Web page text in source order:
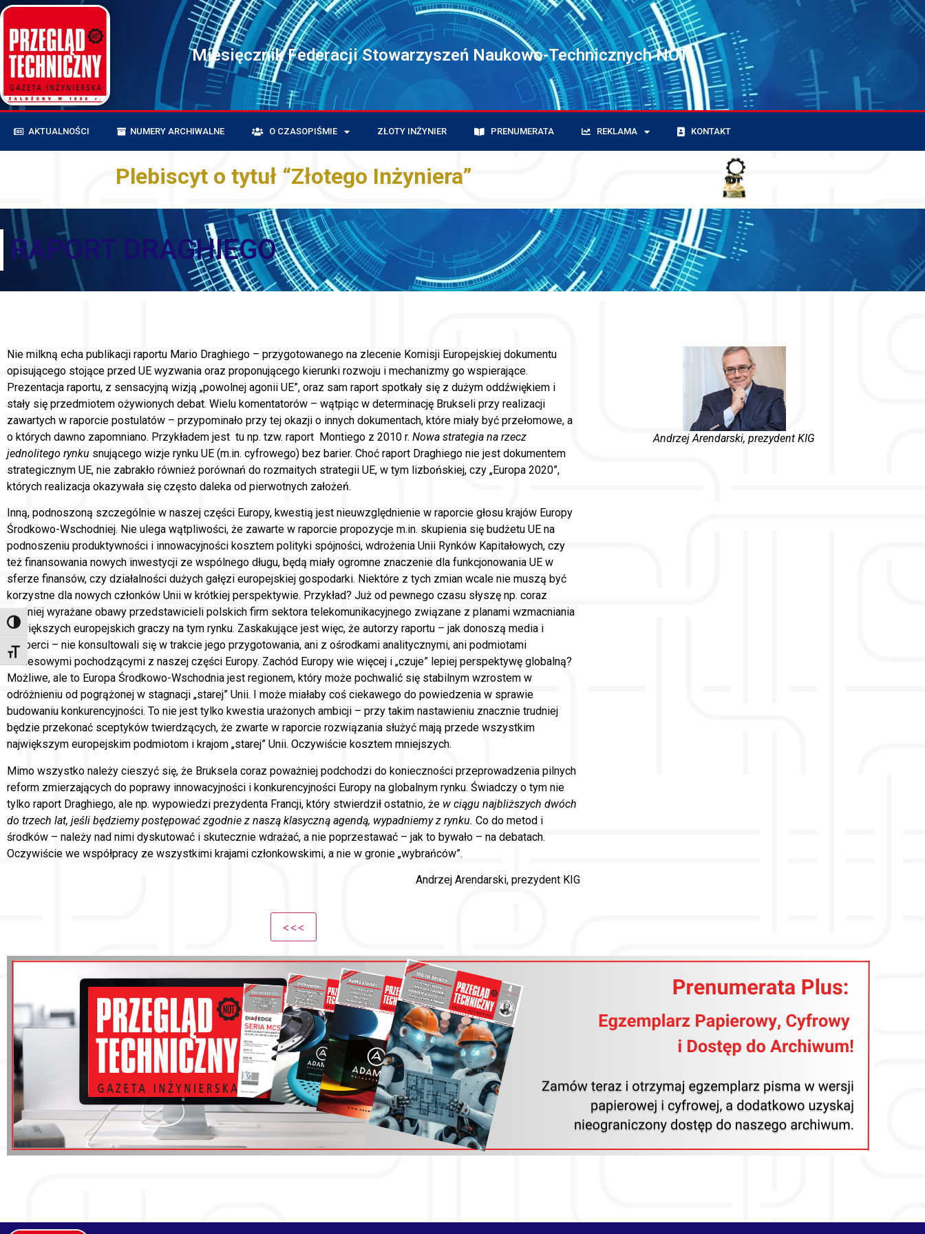
Toggle High Contrast
Toggle Font size
Miesięcznik Federacji Stowarzyszeń Naukowo-Technicznych NOT
AKTUALNOŚCI NUMERY ARCHIWALNE O CZASOPIŚMIE ZŁOTY INŻYNIER PRENUMERATA REKLAMA KONTAKT
Plebiscyt o tytuł “Złotego Inżyniera”
RAPORT DRAGHIEGO
Nie milkną echa publikacji raportu Mario Draghiego – przygotowanego na zlecenie Komisji Europejskiej dokumentu
opisującego stojące przed UE wyzwania oraz proponującego kierunki rozwoju i mechanizmy go wspierające.
Prezentacja raportu, z sensacyjną wizją „powolnej agonii UE”, oraz sam raport spotkały się z dużym oddźwiękiem i
stały się przedmiotem ożywionych debat. Wielu komentatorów – wątpiąc w determinację Brukseli przy realizacji
zawartych w raporcie postulatów – przypominało przy tej okazji o innych dokumentach, które miały być przełomowe, a
o których dawno zapomniano. Przykładem jest tu np. tzw. raport Montiego z 2010 r. Nowa strategia na rzecz
jednolitego rynku snującego wizje rynku UE (m.in. cyfrowego) bez barier. Choć raport Draghiego nie jest dokumentem
strategicznym UE, nie zabrakło również porównań do rozmaitych strategii UE, w tym lizbońskiej, czy „Europa 2020”,
których realizacja okazywała się często daleka od pierwotnych założeń.
Inną, podnoszoną szczególnie w naszej części Europy, kwestią jest nieuwzględnienie w raporcie głosu krajów Europy
Środkowo-Wschodniej. Nie ulega wątpliwości, że zawarte w raporcie propozycje m.in. skupienia się budżetu UE na
podnoszeniu produktywności i innowacyjności kosztem polityki spójności, wdrożenia Unii Rynków Kapitałowych, czy
też finansowania nowych inwestycji ze wspólnego długu, będą miały ogromne znaczenie dla funkcjonowania UE w
sferze finansów, czy działalności dużych gałęzi europejskiej gospodarki. Niektóre z tych zmian wcale nie muszą być
korzystne dla nowych członków Unii w krótkiej perspektywie. Przykład? Już od pewnego czasu słyszę np. coraz
głośniej wyrażane obawy przedstawicieli polskich firm sektora telekomunikacyjnego związane z planami wzmacniania
największych europejskich graczy na tym rynku. Zaskakujące jest więc, że autorzy raportu – jak donoszą media i
eksperci – nie konsultowali się w trakcie jego przygotowania, ani z ośrodkami analitycznymi, ani podmiotami
biznesowymi pochodzącymi z naszej części Europy. Zachód Europy wie więcej i „czuje” lepiej perspektywę globalną?
Możliwe, ale to Europa Środkowo-Wschodnia jest regionem, który może pochwalić się stabilnym wzrostem w
odróżnieniu od pogrążonej w stagnacji „starej” Unii. I może miałaby coś ciekawego do powiedzenia w sprawie
budowaniu konkurencyjności. To nie jest tylko kwestia urażonych ambicji – przy takim nastawieniu znacznie trudniej
będzie przekonać sceptyków twierdzących, że zwarte w raporcie rozwiązania służyć mają przede wszystkim
największym europejskim podmiotom i krajom „starej” Unii. Oczywiście kosztem mniejszych.
Mimo wszystko należy cieszyć się, że Bruksela coraz poważniej podchodzi do konieczności przeprowadzenia pilnych
reform zmierzających do poprawy innowacyjności i konkurencyjności Europy na globalnym rynku. Świadczy o tym nie
tylko raport Draghiego, ale np. wypowiedzi prezydenta Francji, który stwierdził ostatnio, że w ciągu najbliższych dwóch
do trzech lat, jeśli będziemy postępować zgodnie z naszą klasyczną agendą, wypadniemy z rynku. Co do metod i
środków – należy nad nimi dyskutować i skutecznie wdrażać, a nie poprzestawać – jak to bywało – na debatach.
Oczywiście we współpracy ze wszystkimi krajami członkowskimi, a nie w gronie „wybrańców”.
Andrzej Arendarski, prezydent KIG
Andrzej Arendarski, prezydent KIG